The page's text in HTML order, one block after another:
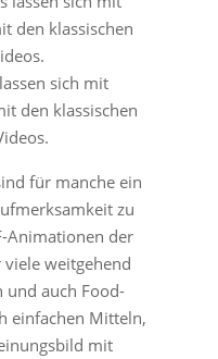
sich mit
den klassischen
für manche ein
zu
Animationen der
weitgehend
und auch Food-
einfachen Mitteln,
mit